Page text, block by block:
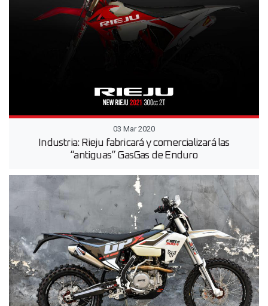
03 Mar 2020
Industria: Rieju fabricará y comercializará las
“antiguas” GasGas de Enduro